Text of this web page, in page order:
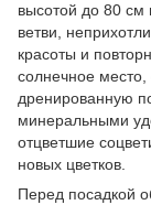
высотой до 80 см
ветви,
красоты и
солнечное
дренированную
минеральными
отцветшие
новых цветков.
Перед посадкой